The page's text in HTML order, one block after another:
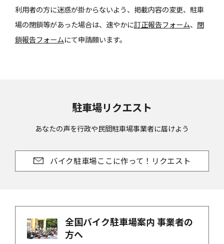
利用者の方に迷惑が掛からないよう、掲載内容の変更、駐車
場の閉鎖等があった場合は、速やかに訂正報告フォーム、 閉
鎖報告フォームにて申請願います。
駐車場リクエスト
あなたの声を行政や民間駐車場事業者に届けよう
バイク駐車場ここに作って！リクエスト
全国バイク駐車場案内 事業者の
方へ